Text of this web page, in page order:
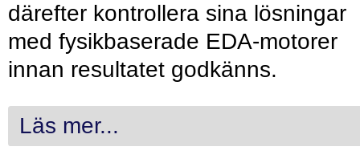
därefter kontrollera sina lösningar
med fysikbaserade EDA-motorer
innan resultatet godkänns.
Läs mer...